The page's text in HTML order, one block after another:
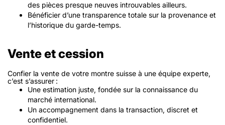
des pièces presque neuves introuvables ailleurs.
Bénéficier d’une transparence totale sur la provenance et
l’historique du garde-temps.
Vente et cession
Confier la vente de votre montre suisse à une équipe experte,
c’est s’assurer :
Une estimation juste, fondée sur la connaissance du
marché international.
Un accompagnement dans la transaction, discret et
confidentiel.